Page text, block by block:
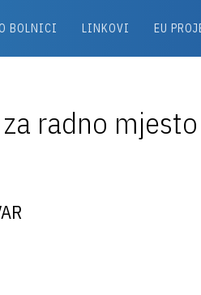
BOLNICI LINKOVI EU
radno